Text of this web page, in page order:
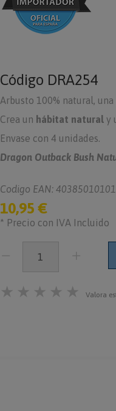
Código DRA254
Arbusto 100% natural,
Crea un hábitat naturaly
Envase con 4 unidades.
Dragon Outback Bush
Codigo EAN:
10,95 €
* Precio con IVA Incluido
★ ★ ★ ★ ★ Valora